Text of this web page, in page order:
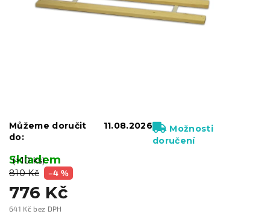
810 Kč –4 %
776 Kč
641 Kč bez DPH
Skladem
(>10 ks)
Můžeme doručit
do:
11.08.2026
Možnosti
doručení